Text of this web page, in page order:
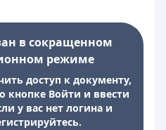
в сокращенном
режиме
доступ к документу,
кнопке Войти и ввести
у вас нет логина и